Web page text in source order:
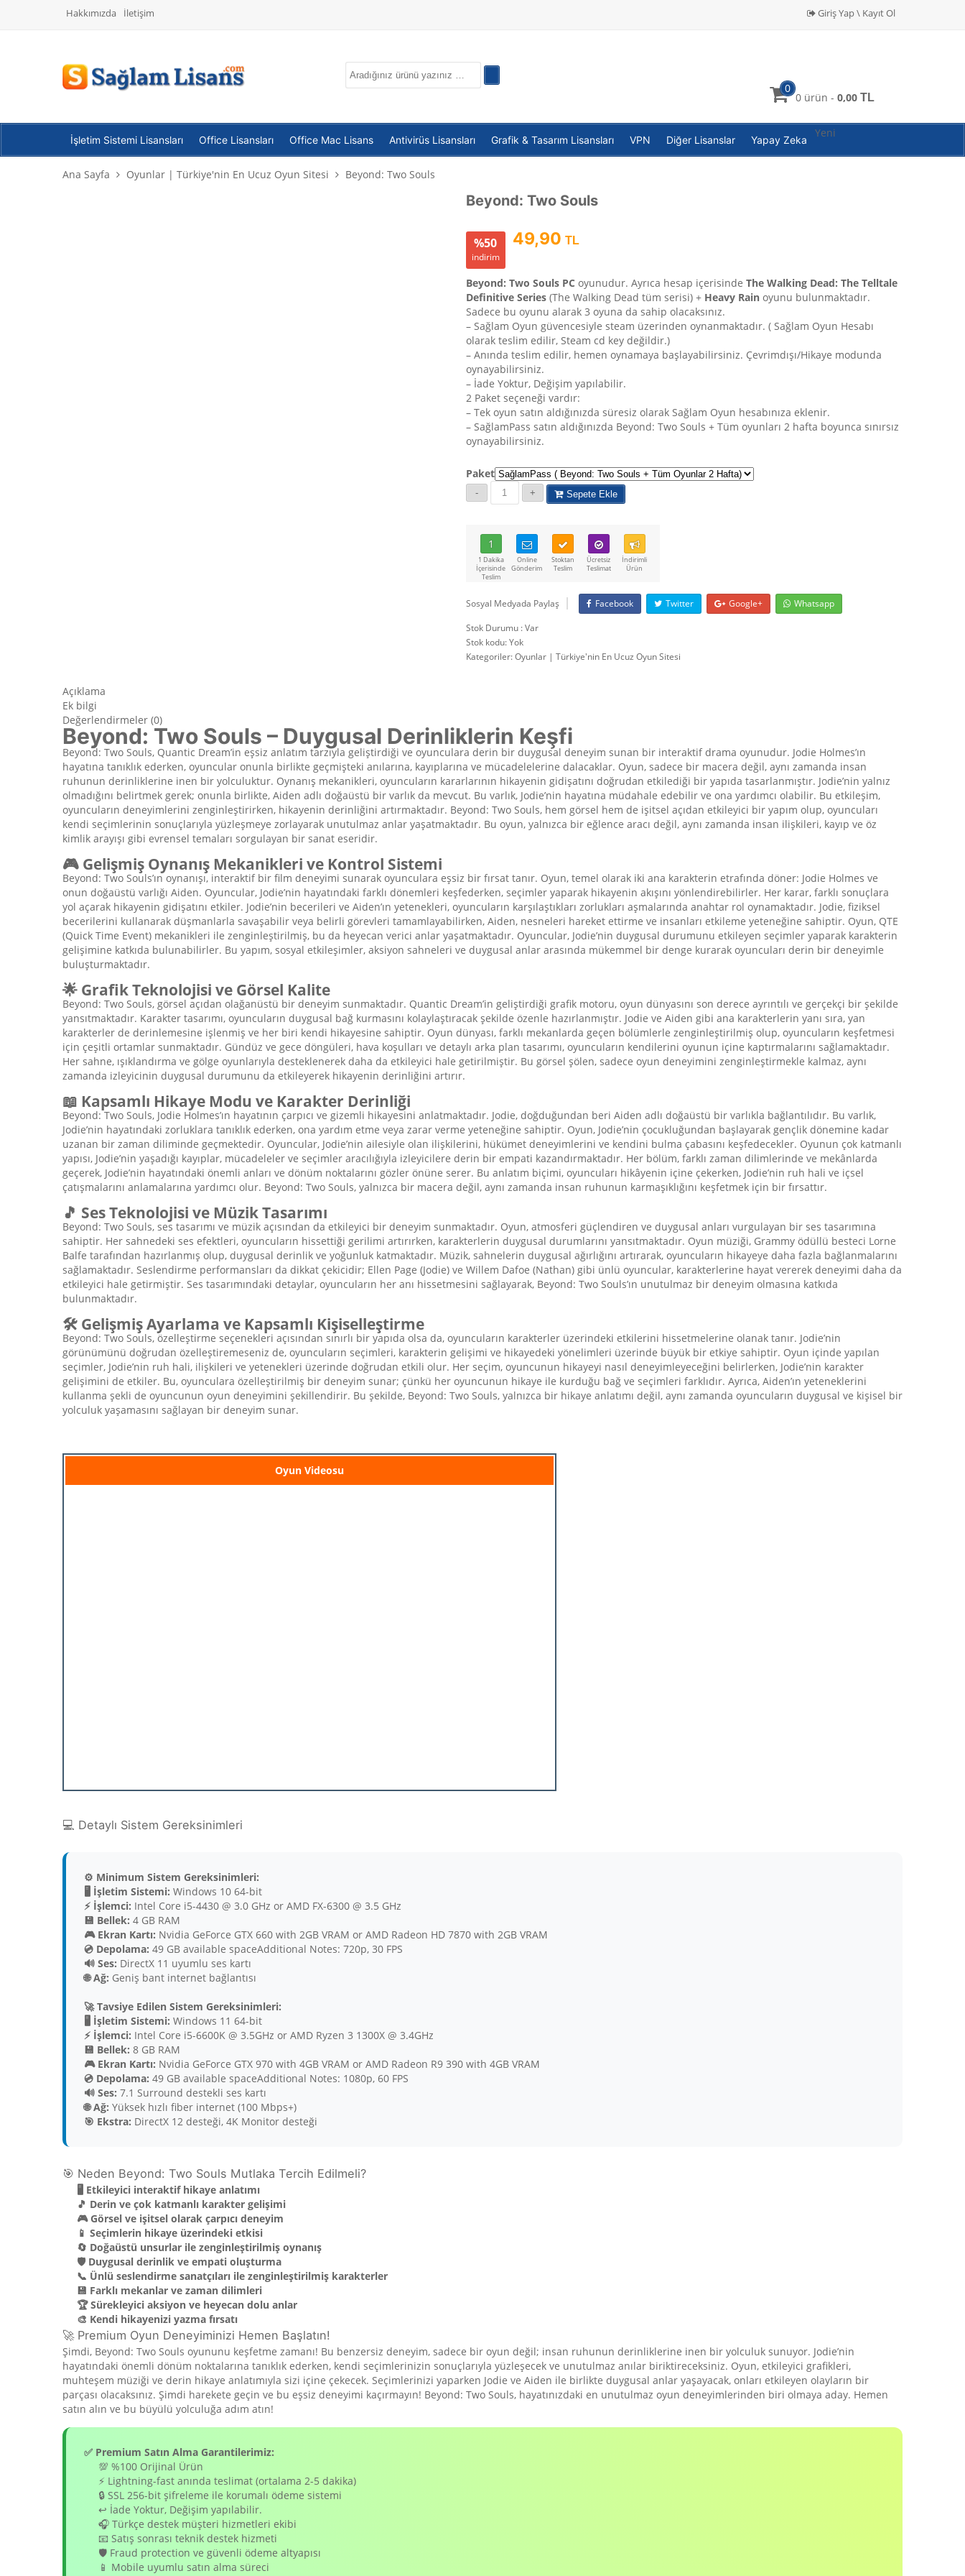
Hakkımızda İletişim Giriş Yap \ Kayıt Ol
0
0 ürün - 0,00 TL
İşletim Sistemi Lisansları Office Lisansları Office Mac Lisans Antivirüs Lisansları Grafik & Tasarım Lisansları VPN Diğer Lisanslar Yapay Zeka
Yeni
Ana Sayfa Oyunlar | Türkiye'nin En Ucuz Oyun Sitesi Beyond: Two Souls
Beyond: Two Souls
%50
indirim
49,90 TL
Beyond: Two Souls PC oyunudur. Ayrıca hesap içerisinde The Walking Dead: The Telltale
Definitive Series(The Walking Dead tüm serisi) + Heavy Rainoyunu bulunmaktadır.
Sadece bu oyunu alarak 3 oyuna da sahip olacaksınız.
– Sağlam Oyun güvencesiyle steam üzerinden oynanmaktadır. ( Sağlam Oyun Hesabı
olarak teslim edilir, Steam cd key değildir.)
– Anında teslim edilir, hemen oynamaya başlayabilirsiniz. Çevrimdışı/Hikaye modunda
oynayabilirsiniz.
– İade Yoktur, Değişim yapılabilir.
2 Paket seçeneği vardır:
– Tek oyun satın aldığınızda süresiz olarak Sağlam Oyun hesabınıza eklenir.
– SağlamPass satın aldığınızda Beyond: Two Souls + Tüm oyunları 2 hafta boyunca sınırsız
oynayabilirsiniz.
Paket
Sepete Ekle
1
1 Dakika
İçerisinde
Teslim
Online
Gönderim
Stoktan
Teslim
Ücretsiz
Teslimat
İndirimli
Ürün
Sosyal Medyada Paylaş Facebook Twitter Google+
Whatsapp
Stok Durumu : Var
Stok kodu:Yok
Kategoriler:Oyunlar | Türkiye'nin En Ucuz Oyun Sitesi
Açıklama
Ek bilgi
Değerlendirmeler (0)
Beyond: Two Souls – Duygusal Derinliklerin Keşfi
Beyond: Two Souls, Quantic Dream’in eşsiz anlatım tarzıyla geliştirdiği ve oyunculara derin bir duygusal deneyim sunan bir interaktif drama oyunudur. Jodie Holmes’ın
hayatına tanıklık ederken, oyuncular onunla birlikte geçmişteki anılarına, kayıplarına ve mücadelelerine dalacaklar. Oyun, sadece bir macera değil, aynı zamanda insan
ruhunun derinliklerine inen bir yolculuktur. Oynanış mekanikleri, oyuncuların kararlarının hikayenin gidişatını doğrudan etkilediği bir yapıda tasarlanmıştır. Jodie’nin yalnız
olmadığını belirtmek gerek; onunla birlikte, Aiden adlı doğaüstü bir varlık da mevcut. Bu varlık, Jodie’nin hayatına müdahale edebilir ve ona yardımcı olabilir. Bu etkileşim,
oyuncuların deneyimlerini zenginleştirirken, hikayenin derinliğini artırmaktadır. Beyond: Two Souls, hem görsel hem de işitsel açıdan etkileyici bir yapım olup, oyuncuları
kendi seçimlerinin sonuçlarıyla yüzleşmeye zorlayarak unutulmaz anlar yaşatmaktadır. Bu oyun, yalnızca bir eğlence aracı değil, aynı zamanda insan ilişkileri, kayıp ve öz
kimlik arayışı gibi evrensel temaları sorgulayan bir sanat eseridir.
🎮 Gelişmiş Oynanış Mekanikleri ve Kontrol Sistemi
Beyond: Two Souls’ın oynanışı, interaktif bir film deneyimi sunarak oyunculara eşsiz bir fırsat tanır. Oyun, temel olarak iki ana karakterin etrafında döner: Jodie Holmes ve
onun doğaüstü varlığı Aiden. Oyuncular, Jodie’nin hayatındaki farklı dönemleri keşfederken, seçimler yaparak hikayenin akışını yönlendirebilirler. Her karar, farklı sonuçlara
yol açarak hikayenin gidişatını etkiler. Jodie’nin becerileri ve Aiden’ın yetenekleri, oyuncuların karşılaştıkları zorlukları aşmalarında anahtar rol oynamaktadır. Jodie, fiziksel
becerilerini kullanarak düşmanlarla savaşabilir veya belirli görevleri tamamlayabilirken, Aiden, nesneleri hareket ettirme ve insanları etkileme yeteneğine sahiptir. Oyun, QTE
(Quick Time Event) mekanikleri ile zenginleştirilmiş, bu da heyecan verici anlar yaşatmaktadır. Oyuncular, Jodie’nin duygusal durumunu etkileyen seçimler yaparak karakterin
gelişimine katkıda bulunabilirler. Bu yapım, sosyal etkileşimler, aksiyon sahneleri ve duygusal anlar arasında mükemmel bir denge kurarak oyuncuları derin bir deneyimle
buluşturmaktadır.
🌟 Grafik Teknolojisi ve Görsel Kalite
Beyond: Two Souls, görsel açıdan olağanüstü bir deneyim sunmaktadır. Quantic Dream’in geliştirdiği grafik motoru, oyun dünyasını son derece ayrıntılı ve gerçekçi bir şekilde
yansıtmaktadır. Karakter tasarımı, oyuncuların duygusal bağ kurmasını kolaylaştıracak şekilde özenle hazırlanmıştır. Jodie ve Aiden gibi ana karakterlerin yanı sıra, yan
karakterler de derinlemesine işlenmiş ve her biri kendi hikayesine sahiptir. Oyun dünyası, farklı mekanlarda geçen bölümlerle zenginleştirilmiş olup, oyuncuların keşfetmesi
için çeşitli ortamlar sunmaktadır. Gündüz ve gece döngüleri, hava koşulları ve detaylı arka plan tasarımı, oyuncuların kendilerini oyunun içine kaptırmalarını sağlamaktadır.
Her sahne, ışıklandırma ve gölge oyunlarıyla desteklenerek daha da etkileyici hale getirilmiştir. Bu görsel şölen, sadece oyun deneyimini zenginleştirmekle kalmaz, aynı
zamanda izleyicinin duygusal durumunu da etkileyerek hikayenin derinliğini artırır.
📖 Kapsamlı Hikaye Modu ve Karakter Derinliği
Beyond: Two Souls, Jodie Holmes’ın hayatının çarpıcı ve gizemli hikayesini anlatmaktadır. Jodie, doğduğundan beri Aiden adlı doğaüstü bir varlıkla bağlantılıdır. Bu varlık,
Jodie’nin hayatındaki zorluklara tanıklık ederken, ona yardım etme veya zarar verme yeteneğine sahiptir. Oyun, Jodie’nin çocukluğundan başlayarak gençlik dönemine kadar
uzanan bir zaman diliminde geçmektedir. Oyuncular, Jodie’nin ailesiyle olan ilişkilerini, hükümet deneyimlerini ve kendini bulma çabasını keşfedecekler. Oyunun çok katmanlı
yapısı, Jodie’nin yaşadığı kayıplar, mücadeleler ve seçimler aracılığıyla izleyicilere derin bir empati kazandırmaktadır. Her bölüm, farklı zaman dilimlerinde ve mekânlarda
geçerek, Jodie’nin hayatındaki önemli anları ve dönüm noktalarını gözler önüne serer. Bu anlatım biçimi, oyuncuları hikâyenin içine çekerken, Jodie’nin ruh hali ve içsel
çatışmalarını anlamalarına yardımcı olur. Beyond: Two Souls, yalnızca bir macera değil, aynı zamanda insan ruhunun karmaşıklığını keşfetmek için bir fırsattır.
🎵 Ses Teknolojisi ve Müzik Tasarımı
Beyond: Two Souls, ses tasarımı ve müzik açısından da etkileyici bir deneyim sunmaktadır. Oyun, atmosferi güçlendiren ve duygusal anları vurgulayan bir ses tasarımına
sahiptir. Her sahnedeki ses efektleri, oyuncuların hissettiği gerilimi artırırken, karakterlerin duygusal durumlarını yansıtmaktadır. Oyun müziği, Grammy ödüllü besteci Lorne
Balfe tarafından hazırlanmış olup, duygusal derinlik ve yoğunluk katmaktadır. Müzik, sahnelerin duygusal ağırlığını artırarak, oyuncuların hikayeye daha fazla bağlanmalarını
sağlamaktadır. Seslendirme performansları da dikkat çekicidir; Ellen Page (Jodie) ve Willem Dafoe (Nathan) gibi ünlü oyuncular, karakterlerine hayat vererek deneyimi daha da
etkileyici hale getirmiştir. Ses tasarımındaki detaylar, oyuncuların her anı hissetmesini sağlayarak, Beyond: Two Souls’ın unutulmaz bir deneyim olmasına katkıda
bulunmaktadır.
🛠️ Gelişmiş Ayarlama ve Kapsamlı Kişiselleştirme
Beyond: Two Souls, özelleştirme seçenekleri açısından sınırlı bir yapıda olsa da, oyuncuların karakterler üzerindeki etkilerini hissetmelerine olanak tanır. Jodie’nin
görünümünü doğrudan özelleştiremeseniz de, oyuncuların seçimleri, karakterin gelişimi ve hikayedeki yönelimleri üzerinde büyük bir etkiye sahiptir. Oyun içinde yapılan
seçimler, Jodie’nin ruh hali, ilişkileri ve yetenekleri üzerinde doğrudan etkili olur. Her seçim, oyuncunun hikayeyi nasıl deneyimleyeceğini belirlerken, Jodie’nin karakter
gelişimini de etkiler. Bu, oyunculara özelleştirilmiş bir deneyim sunar; çünkü her oyuncunun hikaye ile kurduğu bağ ve seçimleri farklıdır. Ayrıca, Aiden’ın yeteneklerini
kullanma şekli de oyuncunun oyun deneyimini şekillendirir. Bu şekilde, Beyond: Two Souls, yalnızca bir hikaye anlatımı değil, aynı zamanda oyuncuların duygusal ve kişisel bir
yolculuk yaşamasını sağlayan bir deneyim sunar.
Oyun Videosu
💻 Detaylı Sistem Gereksinimleri
⚙️ Minimum Sistem Gereksinimleri:
🖥️ İşletim Sistemi: Windows 10 64-bit
⚡ İşlemci: Intel Core i5-4430 @ 3.0 GHz or AMD FX-6300 @ 3.5 GHz
💾 Bellek: 4 GB RAM
🎮 Ekran Kartı: Nvidia GeForce GTX 660 with 2GB VRAM or AMD Radeon HD 7870 with 2GB VRAM
💿 Depolama: 49 GB available spaceAdditional Notes: 720p, 30 FPS
🔊 Ses: DirectX 11 uyumlu ses kartı
🌐 Ağ: Geniş bant internet bağlantısı
🚀 Tavsiye Edilen Sistem Gereksinimleri:
🖥️ İşletim Sistemi: Windows 11 64-bit
⚡ İşlemci: Intel Core i5-6600K @ 3.5GHz or AMD Ryzen 3 1300X @ 3.4GHz
💾 Bellek: 8 GB RAM
🎮 Ekran Kartı: Nvidia GeForce GTX 970 with 4GB VRAM or AMD Radeon R9 390 with 4GB VRAM
💿 Depolama: 49 GB available spaceAdditional Notes: 1080p, 60 FPS
🔊 Ses: 7.1 Surround destekli ses kartı
🌐 Ağ: Yüksek hızlı fiber internet (100 Mbps+)
🎯 Ekstra: DirectX 12 desteği, 4K Monitor desteği
🎯 Neden Beyond: Two Souls Mutlaka Tercih Edilmeli?
🖥️ Etkileyici interaktif hikaye anlatımı
🎵 Derin ve çok katmanlı karakter gelişimi
🎮 Görsel ve işitsel olarak çarpıcı deneyim
📱 Seçimlerin hikaye üzerindeki etkisi
🔄 Doğaüstü unsurlar ile zenginleştirilmiş oynanış
🛡️ Duygusal derinlik ve empati oluşturma
📞 Ünlü seslendirme sanatçıları ile zenginleştirilmiş karakterler
💾 Farklı mekanlar ve zaman dilimleri
🏆 Sürekleyici aksiyon ve heyecan dolu anlar
🎨 Kendi hikayenizi yazma fırsatı
🚀 Premium Oyun Deneyiminizi Hemen Başlatın!
Şimdi, Beyond: Two Souls oyununu keşfetme zamanı! Bu benzersiz deneyim, sadece bir oyun değil; insan ruhunun derinliklerine inen bir yolculuk sunuyor. Jodie’nin
hayatındaki önemli dönüm noktalarına tanıklık ederken, kendi seçimlerinizin sonuçlarıyla yüzleşecek ve unutulmaz anılar biriktireceksiniz. Oyun, etkileyici grafikleri,
muhteşem müziği ve derin hikaye anlatımıyla sizi içine çekecek. Seçimlerinizi yaparken Jodie ve Aiden ile birlikte duygusal anlar yaşayacak, onları etkileyen olayların bir
parçası olacaksınız. Şimdi harekete geçin ve bu eşsiz deneyimi kaçırmayın! Beyond: Two Souls, hayatınızdaki en unutulmaz oyun deneyimlerinden biri olmaya aday. Hemen
satın alın ve bu büyülü yolculuğa adım atın!
✅ Premium Satın Alma Garantilerimiz:
💯 %100 Orijinal Ürün
⚡ Lightning-fast anında teslimat (ortalama 2-5 dakika)
🔒 SSL 256-bit şifreleme ile korumalı ödeme sistemi
↩️ İade Yoktur, Değişim yapılabilir.
🎧 Türkçe destek müşteri hizmetleri ekibi
📧 Satış sonrası teknik destek hizmeti
🛡️ Fraud protection ve güvenli ödeme altyapısı
📱 Mobile uyumlu satın alma süreci